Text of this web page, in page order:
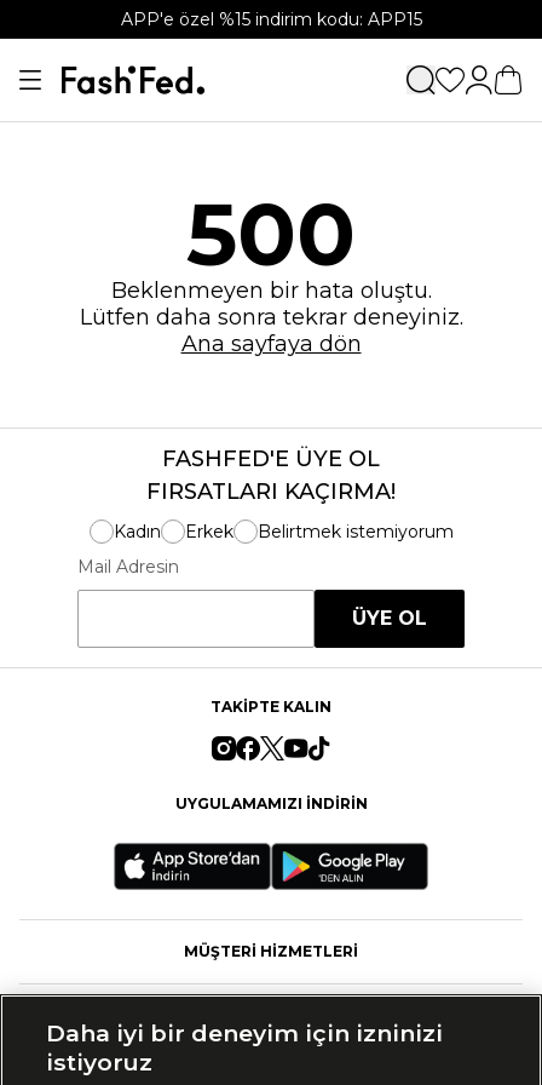
APP'e özel %15 indirim kodu: APP15
500
Beklenmeyen bir hata oluştu.
Lütfen daha sonra tekrar deneyiniz.
Ana sayfaya dön
FASHFED'E ÜYE OL
FIRSATLARI KAÇIRMA!
Kadın Erkek
Belirtmek istemiyorum
Mail Adresin
ÜYE OL
TAKİPTE KALIN
UYGULAMAMIZI İNDİRİN
MÜŞTERİ HİZMETLERİ
Daha iyi bir deneyim için izninizi
istiyoruz